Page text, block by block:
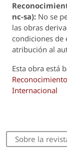
Reconocim
nc-sa): No se
las obras
condiciones de
atribución al
Esta obra está
Internacional
Sobre la